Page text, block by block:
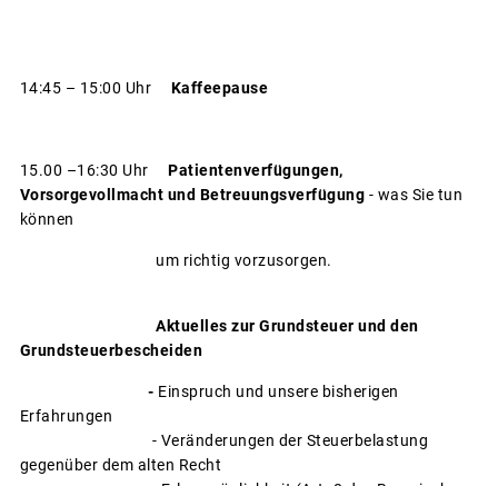
14:45 – 15:00 Uhr Kaffeepause
15.00 –16:30 Uhr
Patientenverfügungen,
Vorsorgevollmacht und Betreuungsverfügung - was Sie tun
können
um richtig vorzusorgen.
Aktuelles zur Grundsteuer und den
Grundsteuerbescheiden
- Einspruch und unsere bisherigen
Erfahrungen
- Veränderungen der Steuerbelastung
gegenüber dem alten Recht